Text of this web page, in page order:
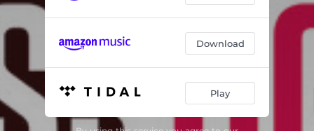
æ39 05:20
Hainn Lydmainn, N' I, Hainn Lysmainn Og N'je 05:05
Nå Swinger Det I Tjølling
Morten A-Bla A-Bla 06:55
Download
Play